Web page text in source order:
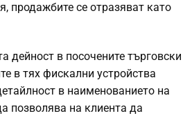
продажбите се отразяват като
дейност в посочените търговски
в тях фискални устройства
в наименованието на
позволява на клиента да